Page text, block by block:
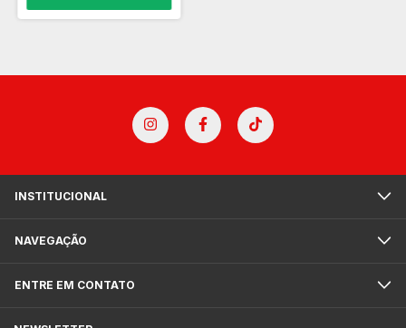
INSTITUCIONAL
NAVEGAÇÃO
ENTRE EM CONTATO